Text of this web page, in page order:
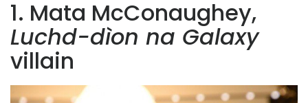
1. Mata McConaughey,
Luchd-dìon na Galaxy
villain